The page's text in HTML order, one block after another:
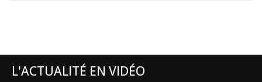
L'ACTUALITÉ EN VIDÉO